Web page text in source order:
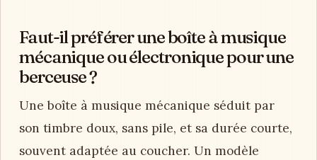
Faut-il préférer une boîte à musique
mécanique ou électronique pour une
berceuse ?
Une boîte à musique mécanique séduit par
son timbre doux, sans pile, et sa durée courte,
souvent adaptée au coucher. Un modèle